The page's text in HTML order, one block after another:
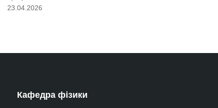
23.04.2026
Кафедра фізики